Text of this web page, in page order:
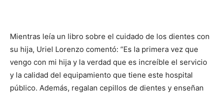
Mientras leía un libro sobre el cuidado de los dientes con
su hija, Uriel Lorenzo comentó: “Es la primera vez que
vengo con mi hija y la verdad que es increíble el servicio
y la calidad del equipamiento que tiene este hospital
público. Además, regalan cepillos de dientes y enseñan